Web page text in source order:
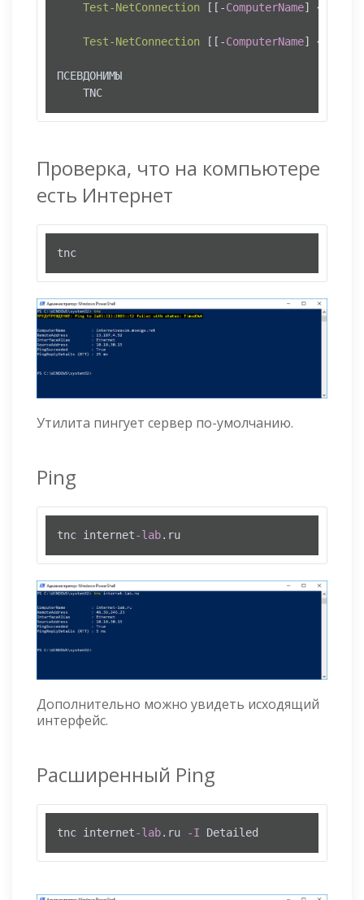
Test-NetConnection [[-ComputerName] <
Test-NetConnection [[-ComputerName] <
ПСЕВДОНИМЫ
    TNC
Проверка, что на компьютере
есть Интернет
tnc
Утилита пингует сервер по-умолчанию.
Ping
tnc internet-lab.ru
Дополнительно можно увидеть исходящий
интерфейс.
Расширенный Ping
tnc internet-lab.ru -I Detailed